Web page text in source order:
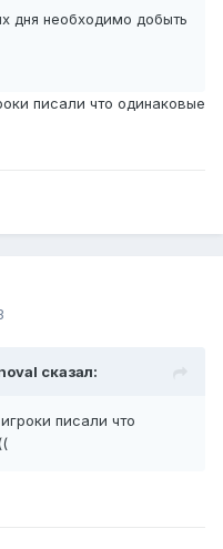
дня необходимо добыть
писали что одинаковые
сказал:
писали что